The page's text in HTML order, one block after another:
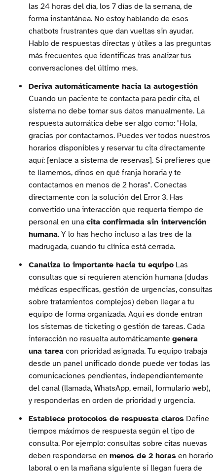
las 24 horas del día, los 7 días de la semana, de
forma instantánea. No estoy hablando de esos
chatbots frustrantes que dan vueltas sin ayudar.
Hablo de respuestas directas y útiles a las preguntas
más frecuentes que identificas tras analizar tus
conversaciones del último mes.
Deriva automáticamente hacia la autogestión
Cuando un paciente te contacta para pedir cita, el
sistema no debe tomar sus datos manualmente. La
respuesta automática debe ser algo como: "Hola,
gracias por contactarnos. Puedes ver todos nuestros
horarios disponibles y reservar tu cita directamente
aquí: [enlace a sistema de reservas]. Si prefieres que
te llamemos, dinos en qué franja horaria y te
contactamos en menos de 2 horas". Conectas
directamente con la solución del Error 3. Has
convertido una interacción que requería tiempo de
personal en una cita confirmada sin intervención
humana. Y lo has hecho incluso a las tres de la
madrugada, cuando tu clínica está cerrada.
Canaliza lo importante hacia tu equipo Las
consultas que sí requieren atención humana (dudas
médicas específicas, gestión de urgencias, consultas
sobre tratamientos complejos) deben llegar a tu
equipo de forma organizada. Aquí es donde entran
los sistemas de ticketing o gestión de tareas. Cada
interacción no resuelta automáticamente genera
una tarea con prioridad asignada. Tu equipo trabaja
desde un panel unificado donde puede ver todas las
comunicaciones pendientes, independientemente
del canal (llamada, WhatsApp, email, formulario web),
y responderlas en orden de prioridad y urgencia.
Establece protocolos de respuesta claros Define
tiempos máximos de respuesta según el tipo de
consulta. Por ejemplo: consultas sobre citas nuevas
deben responderse en menos de 2 horas en horario
laboral o en la mañana siguiente si llegan fuera de